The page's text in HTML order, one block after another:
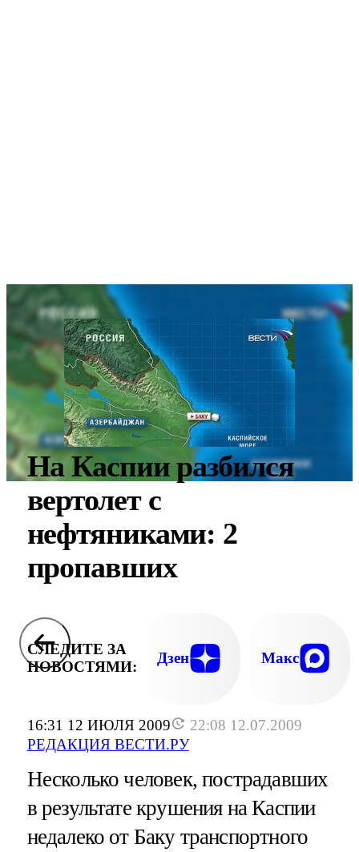
16:31 12 ИЮЛЯ 2009
22:08 12.07.2009
РЕДАКЦИЯ ВЕСТИ.РУ
На Каспии разбился
вертолет с
нефтяниками: 2
пропавших
СЛЕДИТЕ ЗА
НОВОСТЯМИ:
Дзен Макс
Несколько человек, пострадавших
в результате крушения на Каспии
недалеко от Баку транспортного